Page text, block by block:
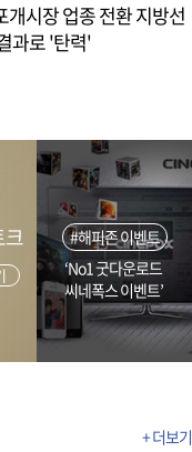
개시장 업종 전환 지방선
과로 '탄력'
#해피존 이벤트
‘No1 굿다운로드
씨네폭스 이벤트’
+ 더보기